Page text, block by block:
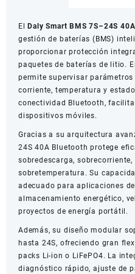
Bluetooth
Serie
YH
cantidad
El Daly Smart BMS 7S–24S
gestión de baterías (BMS)
proporcionar protección
paquetes de baterías de litio.
permite supervisar
corriente, temperatura y
conectividad Bluetooth,
dispositivos móviles.
Gracias a su arquitectura
24S 40A Bluetooth protege
sobredescarga,
sobretemperatura. Su
adecuado para aplicaciones
almacenamiento energético,
proyectos de energía portátil.
Además, su diseño modular
hasta 24S, ofreciendo gran
packs Li-ion o LiFePO4. La
diagnóstico rápido, ajuste de